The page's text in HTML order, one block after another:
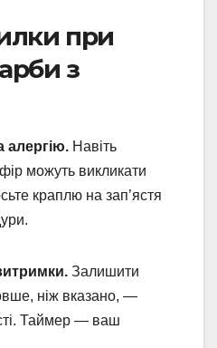
при
з
алергію. Навіть
можуть викликати
краплю на зап’ястя
Залишити
ніж вказано, —
Таймер — ваш